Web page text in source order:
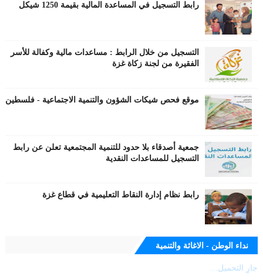
رابط التسجيل في المساعدة المالية بقيمة 1250 شيكل
التسجيل من خلال الرابط : مساعدات مالية وكفالة للأسر
الفقيرة من لجنة زكاة غزة
موقع فحص شيكات الشؤون والتنمية الاجتماعية - فلسطين
جمعية أصدقاء بلا حدود للتنمية المجتمعية تعلن عن رابط
التسجيل للمساعدات النقدية
رابط نظام إدارة النقاط التعليمية في قطاع غزة
نداء الوطن - الاغاثة والتنمية
جارٍ التحميل...